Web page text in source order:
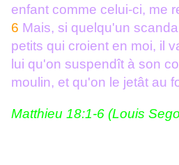
enfant comme celui-ci, me
6 Mais, si quelqu'un
petits qui croient en moi, il
lui qu'on suspendît à son
moulin, et qu'on le jetât au
Matthieu 18:1-6 (Louis